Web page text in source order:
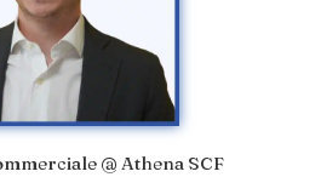
@ Athena SCF